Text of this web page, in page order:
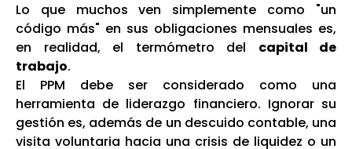
Lo que muchos ven simplemente como "un
código más" en sus obligaciones mensuales es,
en realidad, el termómetro del capital de
trabajo.
El PPM debe ser considerado como una
herramienta de liderazgo financiero. Ignorar su
gestión es, además de un descuido contable, una
visita voluntaria hacia una crisis de liquidez o un